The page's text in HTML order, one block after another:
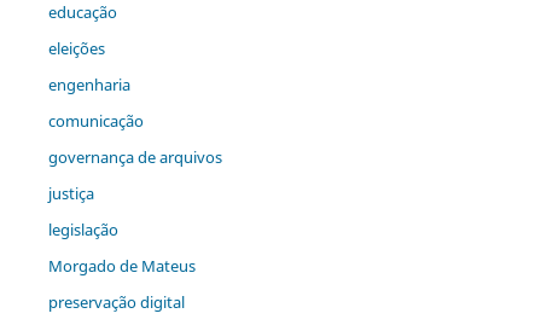
educação
eleições
engenharia
comunicação
governança de arquivos
justiça
legislação
Morgado de Mateus
preservação digital